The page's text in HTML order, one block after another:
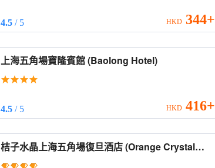
4.5 / 5 HKD 344+
上海五角場寶隆賓館 (Baolong Hotel)
4.5 / 5 HKD 416+
桔子水晶上海五角場復旦酒店 (Orange Crystal
Hotel (Wujiaochang Fudan, Shanghai))